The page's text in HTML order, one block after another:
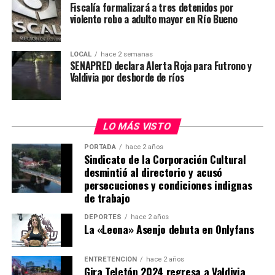
recuperación en dependencias institucionales de
Carabineros.
Operativo terminó con detención de
imputado
El procedimiento policial se desarrolló cerca de las
12:30 horas en una vivienda ubicada en la comunidad
Antillanca, sector Las Minas, donde personal del GOPE
buscaba detener a Carlos Esteban Cancino Tapia, quien
mantenía una orden de detención vigente por el delito
de homicidio de carabinero en servicio.
De acuerdo con los antecedentes preliminares, al
momento del ingreso policial el imputado habría
utilizado un revólver para disparar contra los
funcionarios, generándose un intercambio de disparos
en el lugar.
Fiscalía formalizará a tres detenidos por
violento robo a adulto mayor en Río Bueno
LOCAL hace 2 semanas
SENAPRED declara Alerta Roja para Futrono y
Valdivia por desborde de ríos
LO MÁS VISTO
PORTADA hace 2 años
Sindicato de la Corporación Cultural
desmintió al directorio y acusó
persecuciones y condiciones indignas
de trabajo
DEPORTES hace 2 años
La «Leona» Asenjo debuta en Onlyfans
ENTRETENCIÓN hace 2 años
Gira Teletón 2024 regresa a Valdivia